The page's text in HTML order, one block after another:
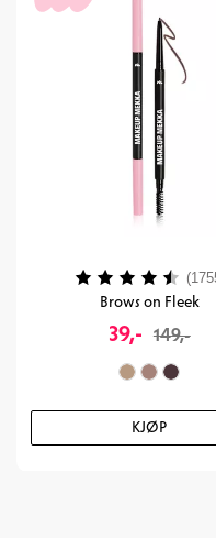
Brows on Fleek
39,- 149,-
KJØP
Karakter: